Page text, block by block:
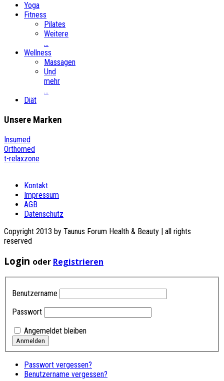
Yoga
Fitness
Pilates
Weitere
...
Wellness
Massagen
Und
mehr
...
Diät
Unsere Marken
Insumed
Orthomed
t-relaxzone
Kontakt
Impressum
AGB
Datenschutz
Copyright 2013 by Taunus Forum Health & Beauty | all rights
reserved
Login oder Registrieren
Benutzername
Passwort
Angemeldet bleiben
Passwort vergessen?
Benutzername vergessen?